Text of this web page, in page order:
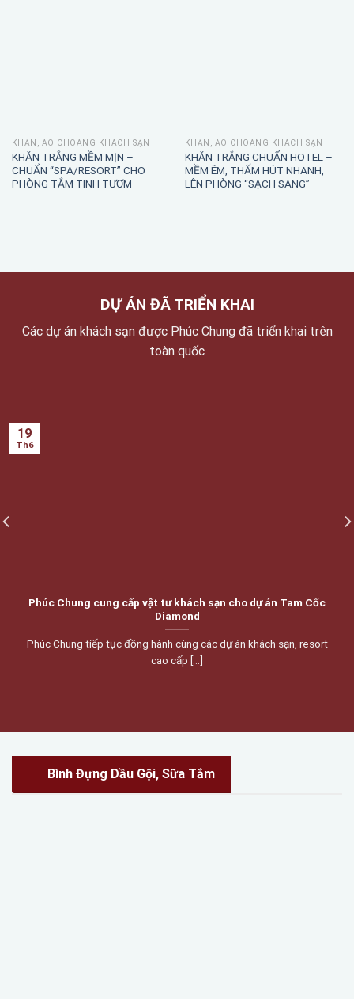
KHĂN, ÁO CHOÀNG KHÁCH SẠN
KHĂN TRẮNG MỀM MỊN –
CHUẨN “SPA/RESORT” CHO
PHÒNG TẮM TINH TƯƠM
KHĂN, ÁO CHOÀNG KHÁCH SẠN
KHĂN TRẮNG CHUẨN HOTEL –
MỀM ÊM, THẤM HÚT NHANH,
LÊN PHÒNG “SẠCH SANG”
DỰ ÁN ĐÃ TRIỂN KHAI
Các dự án khách sạn được Phúc Chung đã triển khai trên
toàn quốc
Phúc Chung cung cấp vật tư khách sạn cho dự án Tam Cốc
Diamond
Phúc Chung tiếp tục đồng hành cùng các dự án khách sạn, resort
cao cấp [...]
19
Th6
Bình Đựng Dầu Gội, Sữa Tắm